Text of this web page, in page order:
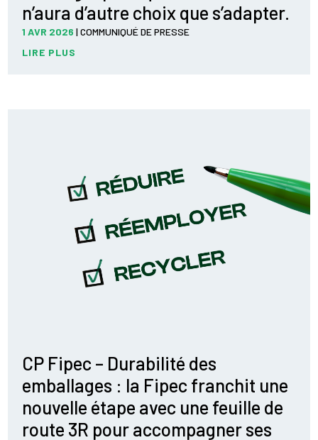
n’aura d’autre choix que s’adapter.
1 AVR 2026 |COMMUNIQUÉ DE PRESSE
LIRE PLUS
CP Fipec – Durabilité des
emballages : la Fipec franchit une
nouvelle étape avec une feuille de
route 3R pour accompagner ses